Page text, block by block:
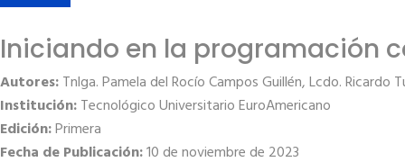
Iniciando en la programación
Autores:Tnlga. Pamela del Rocío Campos Guillén, Lcdo. Ricardo
Institución:Tecnológico Universitario EuroAmericano
Edición:Primera
Fecha de Publicación:10 de noviembre de 2023